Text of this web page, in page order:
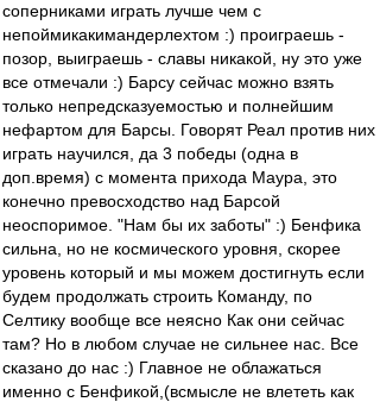
соперниками играть лучше чем с
непоймикакимандерлехтом :) проиграешь -
позор, выиграешь - славы никакой, ну это уже
все отмечали :) Барсу сейчас можно взять
только непредсказуемостью и полнейшим
нефартом для Барсы. Говорят Реал против них
играть научился, да 3 победы (одна в
доп.время) с момента прихода Маура, это
конечно превосходство над Барсой
неоспоримое. "Нам бы их заботы" :) Бенфика
сильна, но не космического уровня, скорее
уровень который и мы можем достигнуть если
будем продолжать строить Команду, по
Селтику вообще все неясно Как они сейчас
там? Но в любом случае не сильнее нас. Все
сказано до нас :) Главное не облажаться
именно с Бенфикой,(всмысле не влететь как